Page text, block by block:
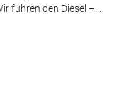
fuhren den Diesel –...